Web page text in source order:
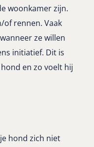
woonkamer zijn.
of rennen. Vaak
ze willen
initiatief. Dit is
en zo voelt hij
hond zich niet